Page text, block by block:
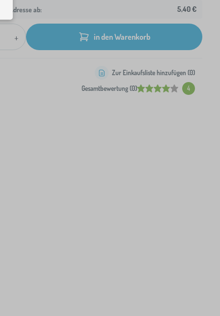
Adresse ab: 5,40 €
+ in den Warenkorb
Gesamtbewertung (0) 4
Zur Einkaufsliste hinzufügen (0)